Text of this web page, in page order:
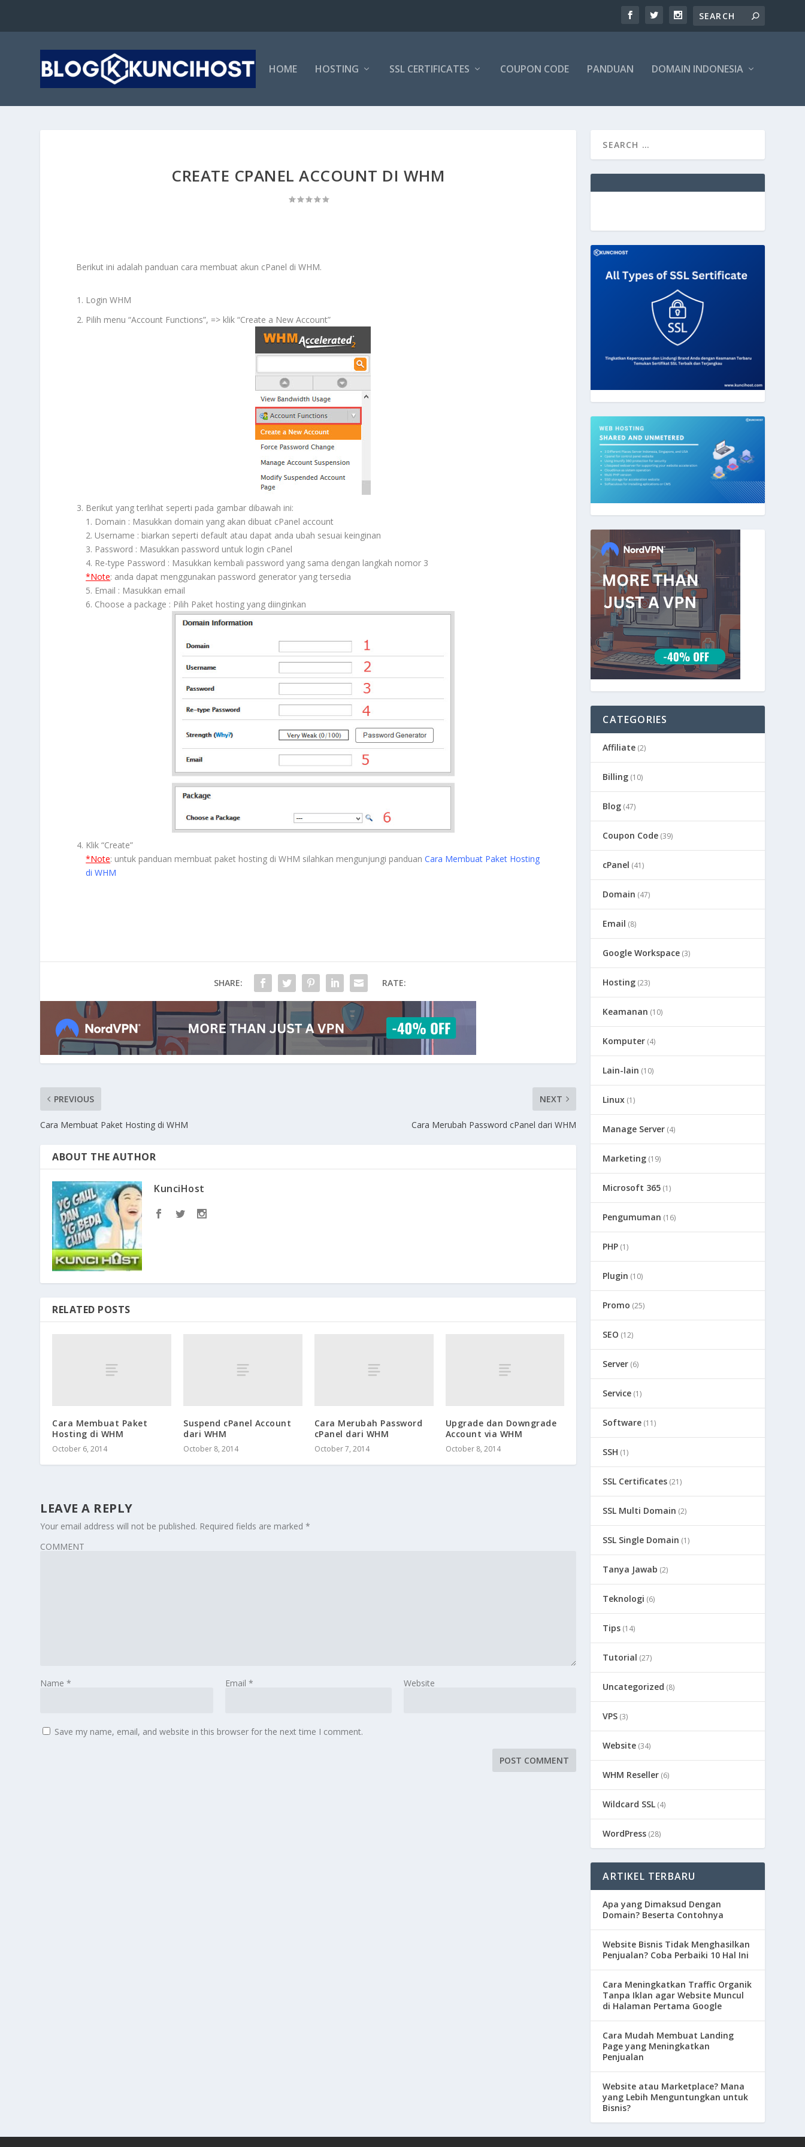
HOME HOSTING SSL CERTIFICATES COUPON CODE PANDUAN DOMAIN INDONESIA
CREATE CPANEL ACCOUNT DI WHM
Berikut ini adalah panduan cara membuat akun cPanel di WHM.
Login WHM
Pilih menu “Account Functions”, => klik “Create a New Account”
Berikut yang terlihat seperti pada gambar dibawah ini:
1. Domain : Masukkan domain yang akan dibuat cPanel account
2. Username : biarkan seperti default atau dapat anda ubah sesuai keinginan
3. Password : Masukkan password untuk login cPanel
4. Re-type Password : Masukkan kembali password yang sama dengan langkah nomor 3
*Note: anda dapat menggunakan password generator yang tersedia
5. Email : Masukkan email
6. Choose a package : Pilih Paket hosting yang diinginkan
Klik “Create”
*Note: untuk panduan membuat paket hosting di WHM silahkan mengunjungi panduanCara Membuat Paket Hosting
di WHM
SHARE: RATE:
PREVIOUS
Cara Membuat Paket Hosting di WHM
NEXT
Cara Merubah Password cPanel dari WHM
ABOUT THE AUTHOR
KunciHost
RELATED POSTS
Cara Membuat Paket
Hosting di WHM
October 6, 2014
Suspend cPanel Account
dari WHM
October 8, 2014
Cara Merubah Password
cPanel dari WHM
October 7, 2014
Upgrade dan Downgrade
Account via WHM
October 8, 2014
LEAVE A REPLY
Your email address will not be published. Required fields are marked*
COMMENT
Name* Email * Website
Save my name, email, and website in this browser for the next time I comment.
CATEGORIES
Affiliate (2)
Billing (10)
Blog (47)
Coupon Code (39)
cPanel (41)
Domain (47)
Email (8)
Google Workspace (3)
Hosting (23)
Keamanan (10)
Komputer (4)
Lain-lain (10)
Linux (1)
Manage Server (4)
Marketing (19)
Microsoft 365 (1)
Pengumuman (16)
PHP (1)
Plugin (10)
Promo (25)
SEO (12)
Server (6)
Service (1)
Software (11)
SSH (1)
SSL Certificates (21)
SSL Multi Domain (2)
SSL Single Domain (1)
Tanya Jawab (2)
Teknologi (6)
Tips (14)
Tutorial (27)
Uncategorized (8)
VPS (3)
Website (34)
WHM Reseller (6)
Wildcard SSL (4)
WordPress (28)
ARTIKEL TERBARU
Apa yang Dimaksud Dengan
Domain? Beserta Contohnya
Website Bisnis Tidak Menghasilkan
Penjualan? Coba Perbaiki 10 Hal Ini
Cara Meningkatkan Traffic Organik
Tanpa Iklan agar Website Muncul
di Halaman Pertama Google
Cara Mudah Membuat Landing
Page yang Meningkatkan
Penjualan
Website atau Marketplace? Mana
yang Lebih Menguntungkan untuk
Bisnis?